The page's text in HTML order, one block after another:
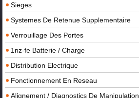
Sieges
Systemes De Retenue Supplementaire
Verrouillage Des Portes
1nz-fe Batterie / Charge
Distribution Electrique
Fonctionnement En Reseau
Alignement / Diagnostics De Manipulation